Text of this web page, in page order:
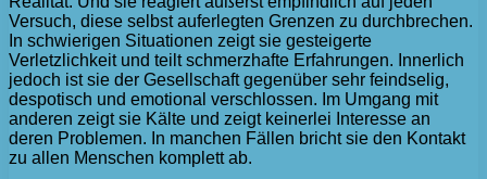
Versuch, diese selbst auferlegten Grenzen zu durchbrechen.
In schwierigen Situationen zeigt sie gesteigerte
Verletzlichkeit und teilt schmerzhafte Erfahrungen. Innerlich
jedoch ist sie der Gesellschaft gegenüber sehr feindselig,
despotisch und emotional verschlossen. Im Umgang mit
anderen zeigt sie Kälte und zeigt keinerlei Interesse an
deren Problemen. In manchen Fällen bricht sie den Kontakt
zu allen Menschen komplett ab.